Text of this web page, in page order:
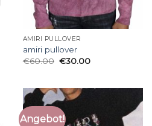
AMIRI PULLOVER
amiri pullover
€60.00 €30.00
Angebot!